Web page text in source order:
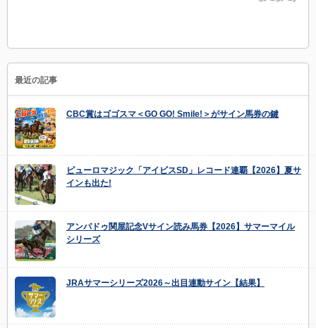
最近の記事
CBC賞はゴゴスマ＜GO GO! Smile!＞がサイン馬券の鍵
ピューロマジック「アイビスSD」レコード連覇【2026】夏サ
インも出た!
アンパドゥ関屋記念Vサイン読み馬券【2026】サマーマイル
シリーズ
JRAサマーシリーズ2026～出目連動サイン【結果】